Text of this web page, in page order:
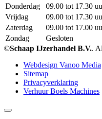
Donderdag
09.00 tot 17.30
Vrijdag
09.00 tot 17.30
Zaterdag
09.00 tot 17.00
Zondag
Gesloten
©Schaap IJzerhandel B.V..
Webdesign Vanoo Media
Sitemap
Privacyverklaring
Verhuur Boels Machines